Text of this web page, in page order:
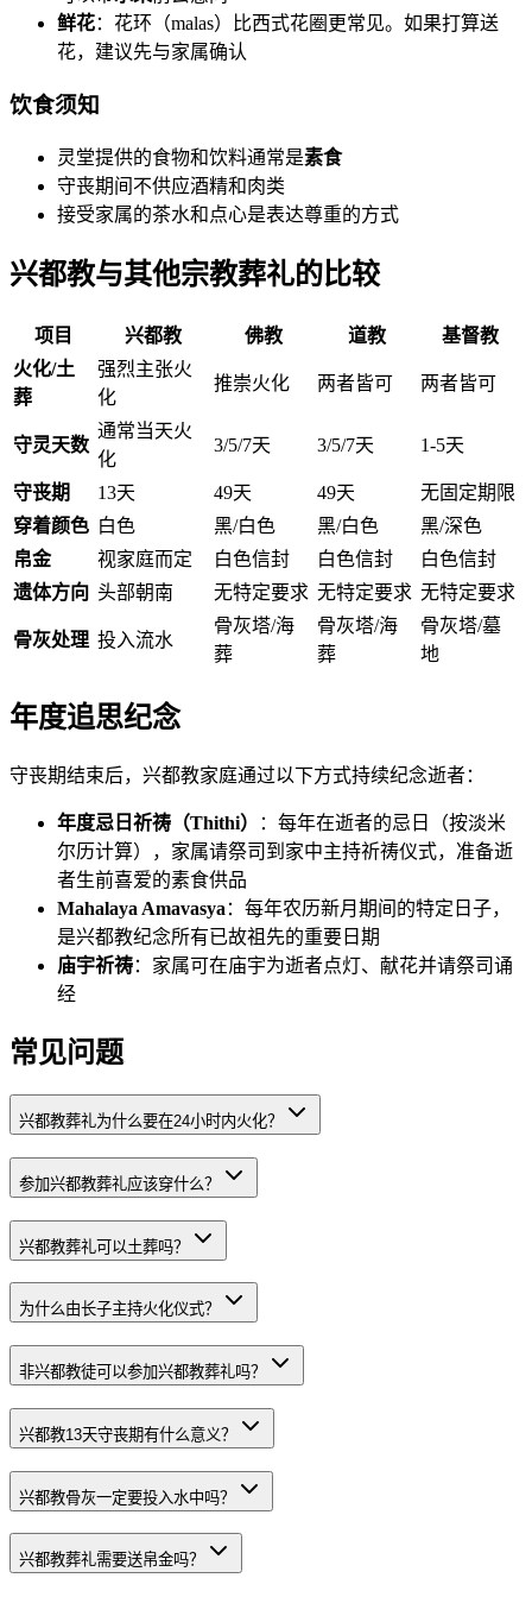
鲜花：花环（malas）比西式花圈更常见。如果打算送
花，建议先与家属确认
饮食须知
灵堂提供的食物和饮料通常是素食
守丧期间不供应酒精和肉类
接受家属的茶水和点心是表达尊重的方式
兴都教与其他宗教葬礼的比较
项目 兴都教 佛教 道教
基督教
火化/土
葬
强烈主张火
化
推崇火化 两者皆可 两者皆可
守灵天数
通常当天火
化
3/5/7天 3/5/7天 1-5天
守丧期 13天 49天 49天
无固定期限
穿着颜色 白色 黑/白色 黑/白色
黑/深色
帛金
视家庭而定 白色信封 白色信封
白色信封
遗体方向 头部朝南 无特定要求 无特定要求 无特定要求
骨灰处理 投入流水
骨灰塔/海
葬
骨灰塔/海
葬
骨灰塔/墓
地
年度追思纪念
守丧期结束后，兴都教家庭通过以下方式持续纪念逝者：
年度忌日祈祷（Thithi）
：每年在逝者的忌日（按淡米
尔历计算），家属请祭司到家中主持祈祷仪式，准备逝
者生前喜爱的素食供品
Mahalaya Amavasya ：每年农历新月期间的特定日子，
是兴都教纪念所有已故祖先的重要日期
庙宇祈祷：家属可在庙宇为逝者点灯、献花并请祭司诵
经
常见问题
兴都教葬礼为什么要在24小时内火化？
参加兴都教葬礼应该穿什么？
兴都教葬礼可以土葬吗？
为什么由长子主持火化仪式？
非兴都教徒可以参加兴都教葬礼吗？
兴都教13天守丧期有什么意义？
兴都教骨灰一定要投入水中吗？
兴都教葬礼需要送帛金吗？